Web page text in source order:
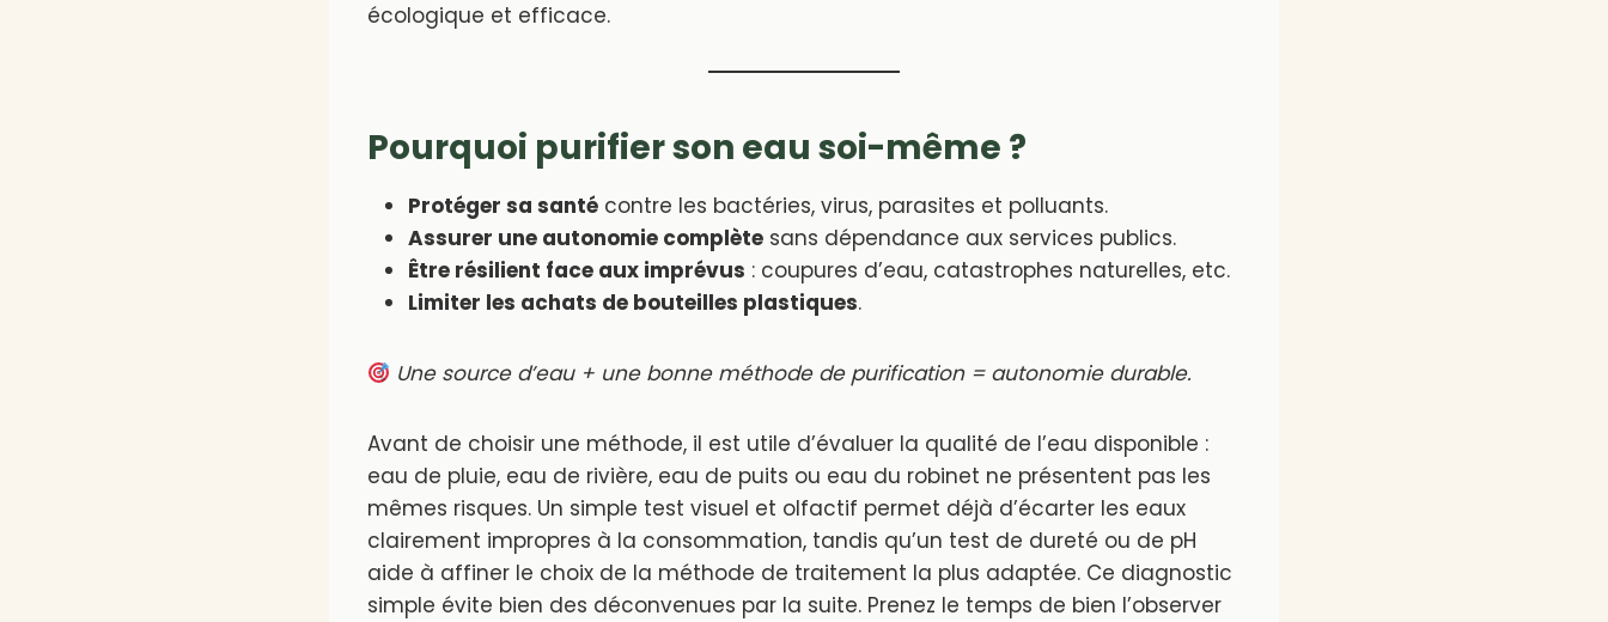
écologique et efficace.
Pourquoi purifier son eau soi-même ?
Protéger sa santé contre les bactéries, virus, parasites et polluants.
Assurer une autonomie complète sans dépendance aux services publics.
Être résilient face aux imprévus : coupures d’eau, catastrophes naturelles, etc.
Limiter les achats de bouteilles plastiques.
Une source d’eau + une bonne méthode de purification = autonomie durable.
Avant de choisir une méthode, il est utile d’évaluer la qualité de l’eau disponible :
eau de pluie, eau de rivière, eau de puits ou eau du robinet ne présentent pas les
mêmes risques. Un simple test visuel et olfactif permet déjà d’écarter les eaux
clairement impropres à la consommation, tandis qu’un test de dureté ou de pH
aide à affiner le choix de la méthode de traitement la plus adaptée. Ce diagnostic
simple évite bien des déconvenues par la suite. Prenez le temps de bien l’observer